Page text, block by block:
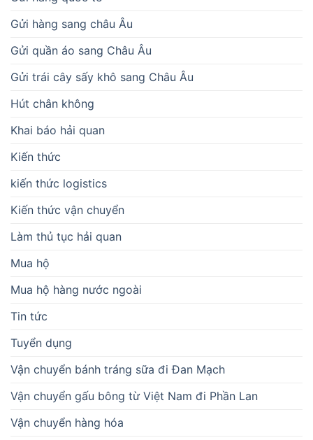
Gửi hàng sang châu Âu
Gửi quần áo sang Châu Âu
Gửi trái cây sấy khô sang Châu Âu
Hút chân không
Khai báo hải quan
Kiến thức
kiến thức logistics
Kiến thức vận chuyển
Làm thủ tục hải quan
Mua hộ
Mua hộ hàng nước ngoài
Tin tức
Tuyển dụng
Vận chuyển bánh tráng sữa đi Đan Mạch
Vận chuyển gấu bông từ Việt Nam đi Phần Lan
Vận chuyển hàng hóa